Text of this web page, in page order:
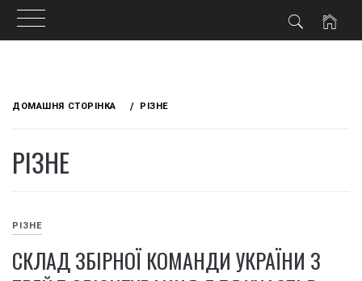
ДОМАШНЯ СТОРІНКА РІЗНЕ
РІЗНЕ
РІЗНЕ
СКЛАД ЗБІРНОЇ КОМАНДИ УКРАЇНИ З